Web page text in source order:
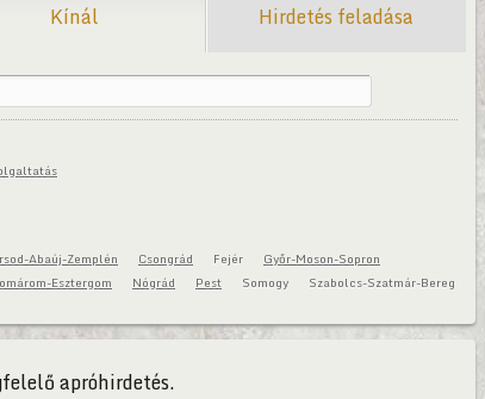
Kínál Hirdetés feladása
Abaúj-Zemplén Csongrád Fejér
Győr-Moson-Sopron
Esztergom
Nógrád Pest Somogy Szabolcs-Szatmár-Bereg
apróhirdetés.